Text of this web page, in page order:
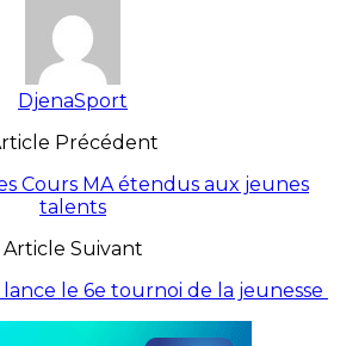
DjenaSport
Précédent
Cours MA étendus aux jeunes
talents
Article Suivant
le 6e tournoi de la jeunesse